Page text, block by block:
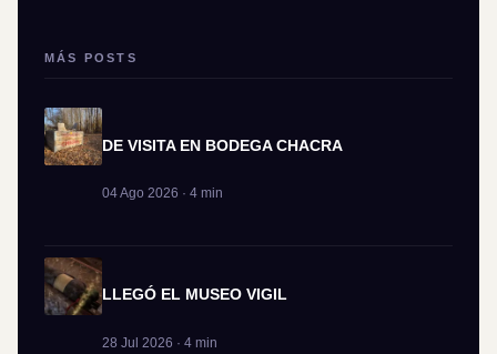
MÁS POSTS
DE VISITA EN BODEGA CHACRA
04 Ago 2026 · 4 min
LLEGÓ EL MUSEO VIGIL
28 Jul 2026 · 4 min